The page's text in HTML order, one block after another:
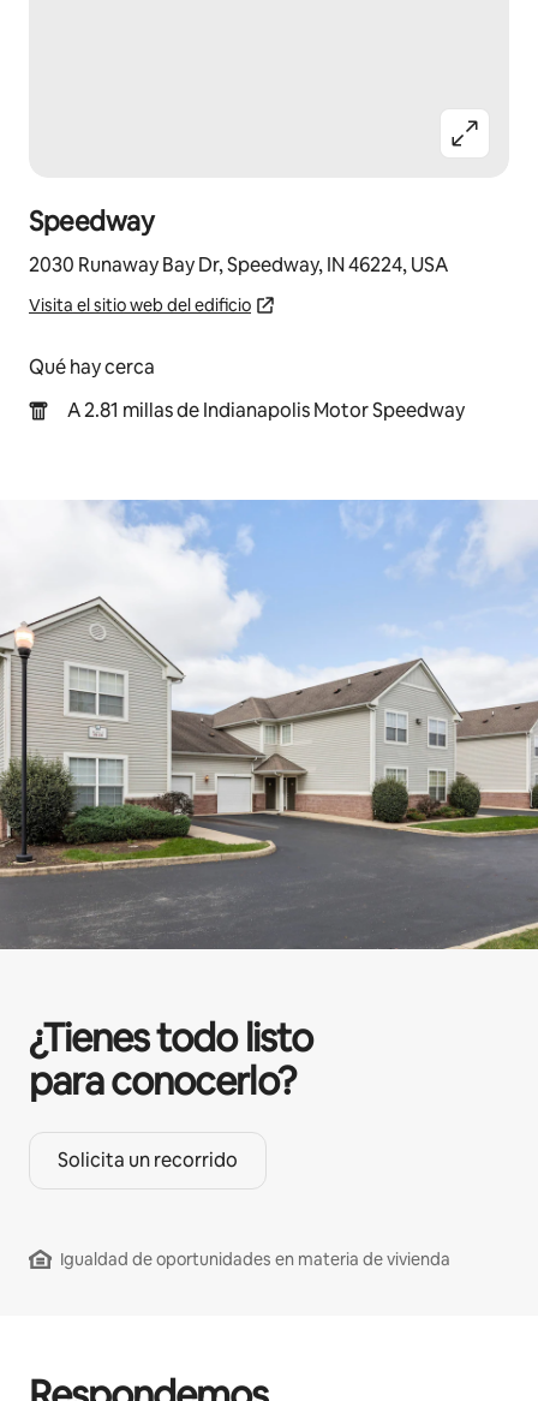
Speedway
2030 Runaway Bay Dr, Speedway, IN 46224, USA
Visita el sitio web del edificio
Qué hay cerca
A 2.81 millas de Indianapolis Motor Speedway
¿Tienes todo listo
para conocerlo?
Solicita un recorrido
Igualdad de oportunidades en materia de vivienda